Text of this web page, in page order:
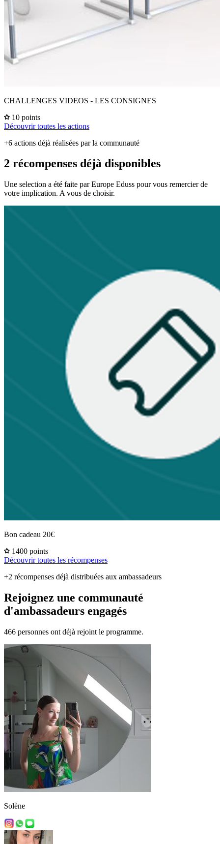
CHALLENGES VIDEOS - LES CONSIGNES
10 points
Découvrir toutes les actions
+6 actions déjà réalisées par la communauté
2 récompenses déjà disponibles
Une selection a été faite par Europe Eduss pour vous remercier de
votre implication. A vous de choisir.
Bon cadeau 20€
1400 points
Découvrir toutes les récompenses
+2 récompenses déjà distribuées aux ambassadeurs
Rejoignez une communauté
d'ambassadeurs engagés
466 personnes ont déjà rejoint le programme.
Solène